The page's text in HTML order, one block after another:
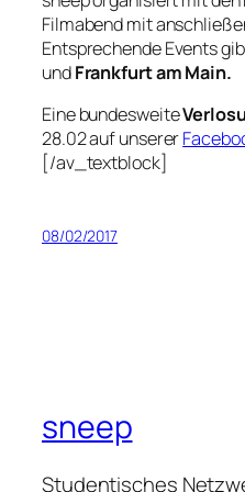
Filmabend mit
Entsprechende Events
undFrankfurt am Main.
Eine bundesweite
28.02 auf unserer
[/av_textblock]
08/02/2017
sneep
Studentisches